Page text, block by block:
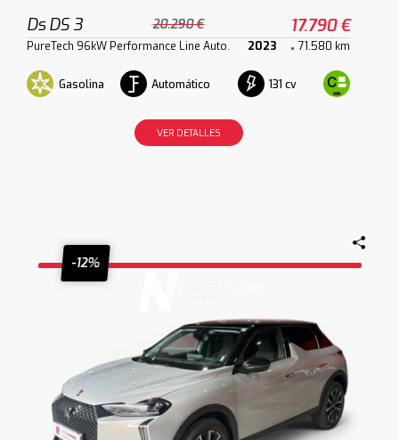
Ds DS 3 20.290 € 17.790 €
PureTech 96kW Performance Line Auto. 2023 71.580 km
Gasolina Automático 131 cv
VER DETALLES
-12%